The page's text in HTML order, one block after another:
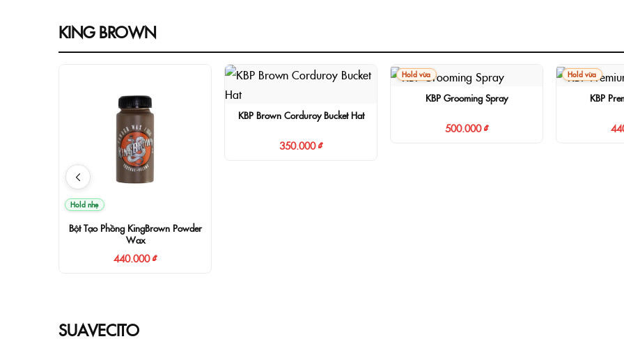
KING BROWN
Hold nhẹ
Bột Tạo Phồng KingBrown Powder
Wax
440.000 ₫
KBP Brown Corduroy Bucket Hat
350.000 ₫
Hold vừa
KBP Grooming Spray
500.000 ₫
Hold vừa
KBP
SUAVECITO